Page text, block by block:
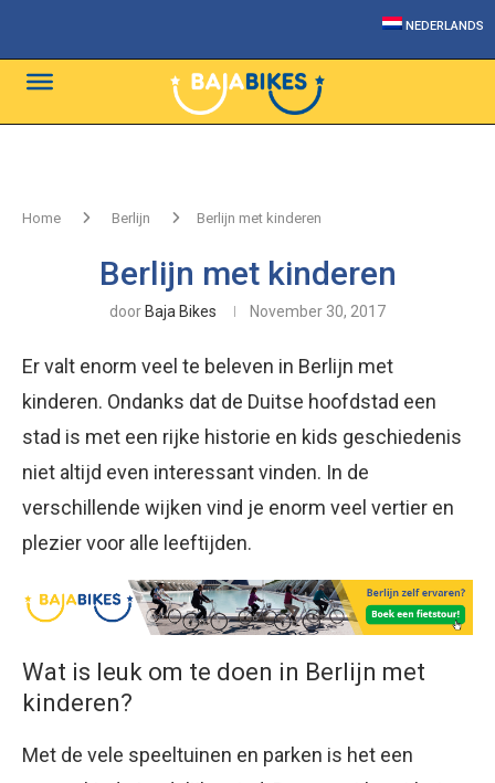
NEDERLANDS
Home Berlijn Berlijn met kinderen
Berlijn met kinderen
door Baja Bikes November 30, 2017
Er valt enorm veel te beleven in Berlijn met
kinderen. Ondanks dat de Duitse hoofdstad een
stad is met een rijke historie en kids geschiedenis
niet altijd even interessant vinden. In de
verschillende wijken vind je enorm veel vertier en
plezier voor alle leeftijden.
Wat is leuk om te doen in Berlijn met
kinderen?
Met de vele speeltuinen en parken is het een